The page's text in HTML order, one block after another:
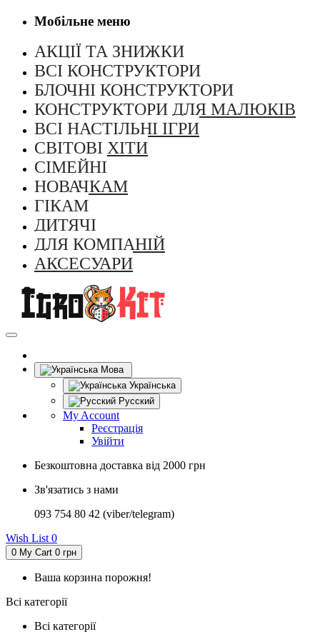
Мобільне меню
АКЦІЇ ТА ЗНИЖКИ
ВСІ КОНСТРУКТОРИ
БЛОЧНІ КОНСТРУКТОРИ
КОНСТРУКТОРИ ДЛЯ МАЛЮКІВ
ВСІ НАСТІЛЬНІ ІГРИ
СВІТОВІ ХІТИ
CІМЕЙНІ
НОВАЧКАМ
ГІКАМ
ДИТЯЧІ
ДЛЯ КОМПАНІЙ
АКСЕСУАРИ
Мова
Українська
Русский
My Account
Реєстрація
Увійти
Безкоштовна доставка від 2000 грн
Зв'язатись з нами
093 754 80 42 (viber/telegram)
Wish List 0
0 My Cart 0 грн
Ваша корзина порожня!
Всі категорії
Всі категорії